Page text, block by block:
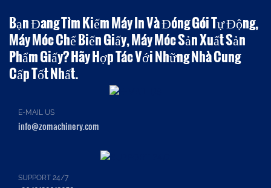
Bạn Đang Tìm Kiếm Máy In Và Đóng Gói Tự Động,
Máy Móc Chế Biến Giấy, Máy Móc Sản Xuất Sản
Phẩm Giấy? Hãy Hợp Tác Với Những Nhà Cung
Cấp Tốt Nhất.
E-MAIL US
info@zomachinery.com
SUPPORT 24/7